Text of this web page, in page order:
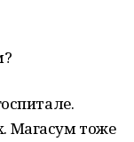
Магасум тоже